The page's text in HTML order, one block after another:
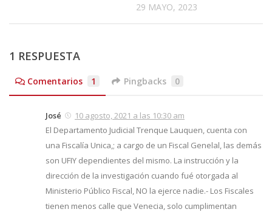
29 MAYO, 2023
1 RESPUESTA
Comentarios 1 Pingbacks 0
José
10 agosto, 2021 a las 10:30 am
El Departamento Judicial Trenque Lauquen, cuenta con
una Fiscalía Unica,; a cargo de un Fiscal Genelal, las demás
son UFIY dependientes del mismo. La instrucción y la
dirección de la investigación cuando fué otorgada al
Ministerio Público Fiscal, NO la ejerce nadie.- Los Fiscales
tienen menos calle que Venecia, solo cumplimentan